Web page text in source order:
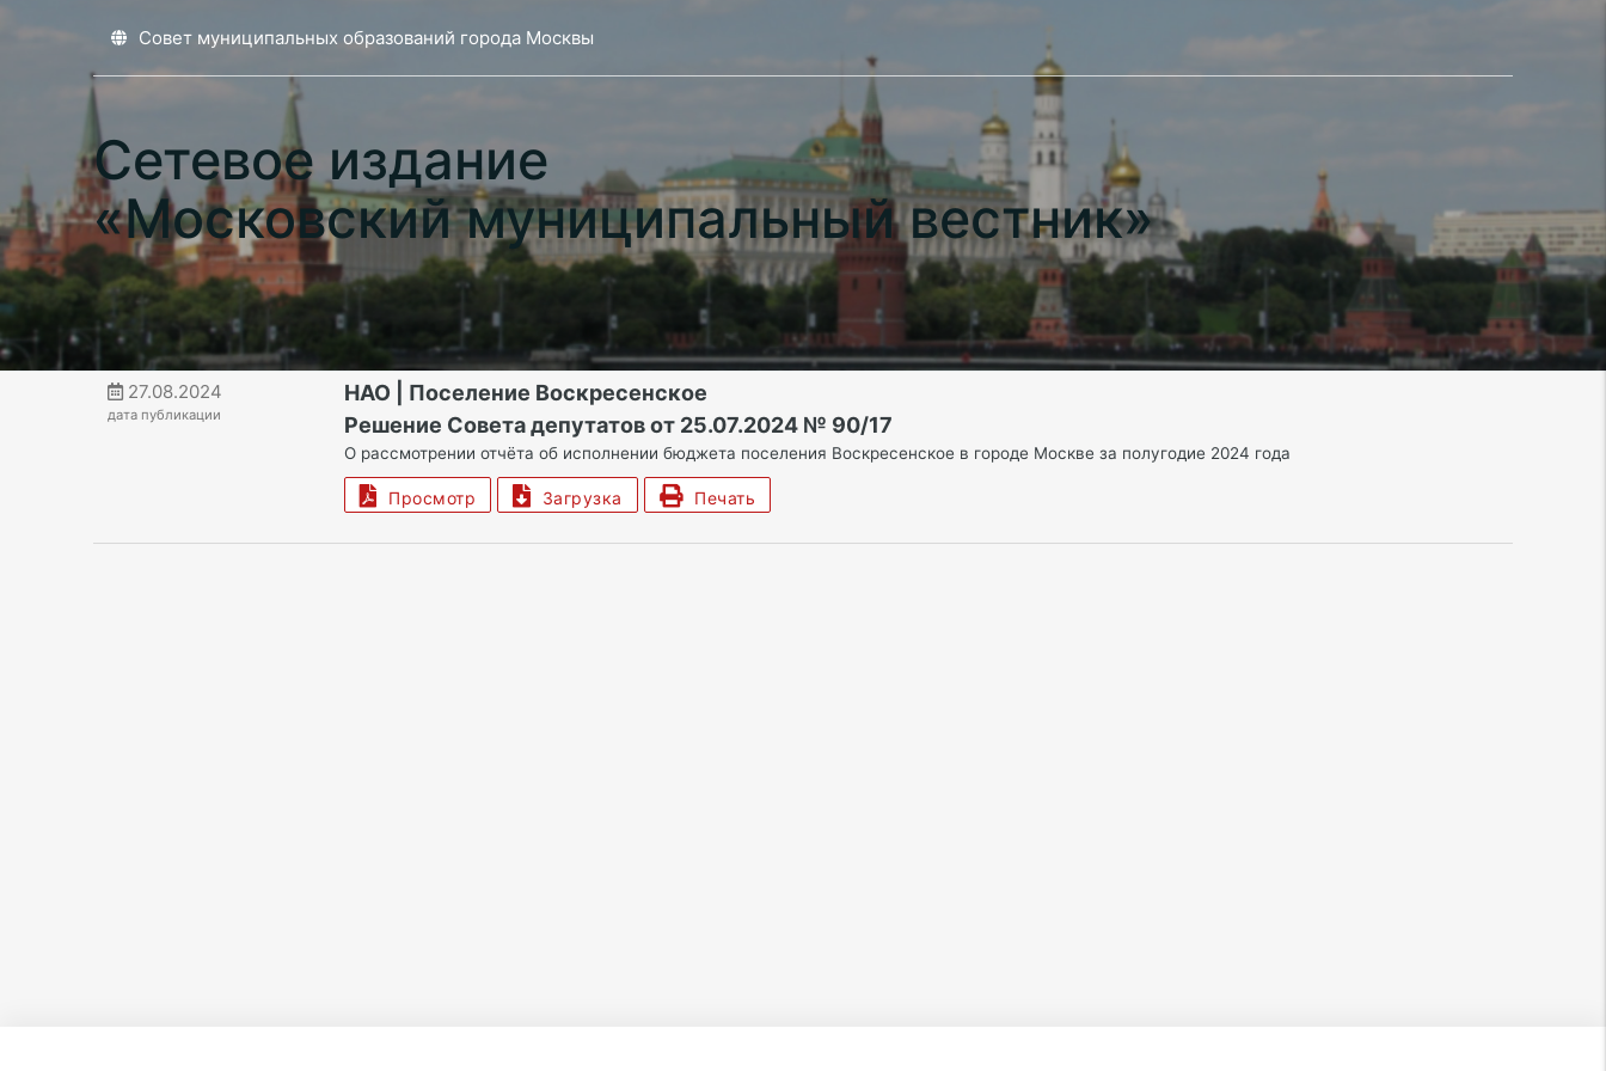
Совет муниципальных образований города Москвы
Сетевое издание
«Московский муниципальный вестник»
27.08.2024
дата публикации
НАО | Поселение Воскресенское
Решение Совета депутатов от 25.07.2024 № 90/17
О рассмотрении отчёта об исполнении бюджета поселения Воскресенское в городе Москве за полугодие 2024 года
Просмотр Загрузка Печать